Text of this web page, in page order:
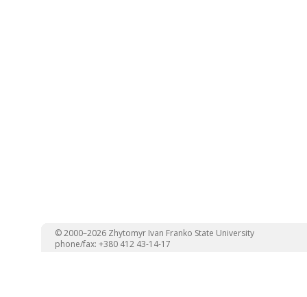
© 2000–2026 Zhytomyr Ivan Franko State University
phone/fax: +380 412 43-14-17